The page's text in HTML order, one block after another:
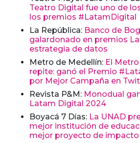
Teatro Digital fue uno de
los premios #LatamDigital
La República: Banco de
galardonado en premios
estrategia de datos
Metro de Medellín: El
repite: ganó el Premio
por Mejor Campaña en
Revista P&M: Monodual
Latam Digital 2024
Boyacá 7 Días: La UNAD
mejor institución de
mejor proyecto de impacto